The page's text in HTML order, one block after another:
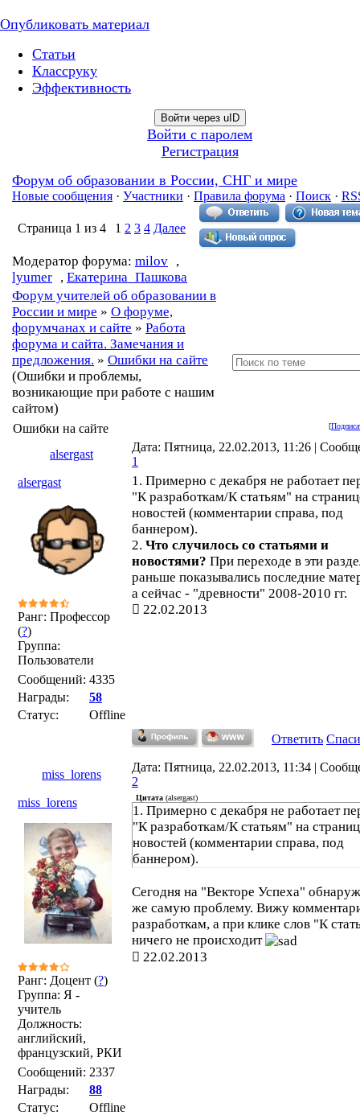
Опубликовать материал
Статьи
Классруку
Эффективность
Войти через uID
Войти с паролем
Регистрация
Форум об образовании в России, СНГ и мире
Новые сообщения · Участники · Правила форума · Поиск ·
Страница 1 из 4 1 2 3 4 Далее
Модератор форума: milov ,
lyumer , Екатерина_Пашкова
Форум учителей об образовании в
России и мире » О форуме,
форумчанах и сайте » Работа
форума и сайта. Замечания и
предложения. » Ошибки на сайте
(Ошибки и проблемы,
возникающие при работе с нашим
сайтом)
[
Ошибки на сайте
alsergast
Дата: Пятница, 22.02.2013, 11:26 |
1
alsergast
Ранг: Профессор
(?)
Группа:
Пользователи
Сообщений: 4335
Награды:
58
Статус:
Offline
1. Примерно с декабря не работает
"К разработкам/К статьям" на
новостей (комментарии справа, под
баннером).
2. Что случилось со статьями и
новостями? При переходе в эти
раньше показывались последние
а сейчас - "древности" 2008-2010 гг.
22.02.2013
Ответить
miss_lorens
Дата: Пятница, 22.02.2013, 11:34 |
2
miss_lorens
Ранг: Доцент (?)
Группа: Я -
учитель
Должность:
английский,
французский, РКИ
Сообщений: 2337
Награды:
88
Статус:
Offline
Цитата (alsergast)
1. Примерно с декабря не работает
"К разработкам/К статьям" на
новостей (комментарии справа, под
баннером).
Сегодня на "Векторе Успеха"
же самую проблему. Вижу
разработкам, а при клике слов "К
ничего не происходит
22.02.2013